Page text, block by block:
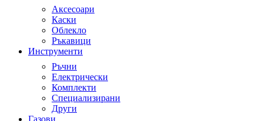
Аксесоари
Каски
Облекло
Ръкавици
Инструменти
Ръчни
Електрически
Комплекти
Специализирани
Други
Газови